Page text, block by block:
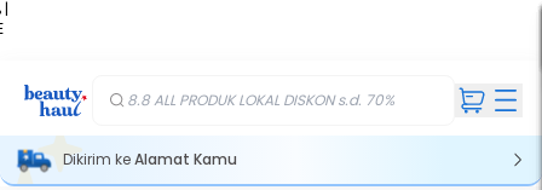
|
8.8 ALL PRODUK LOKAL DISKON s.d. 70%
Dikirim keAlamat Kamu